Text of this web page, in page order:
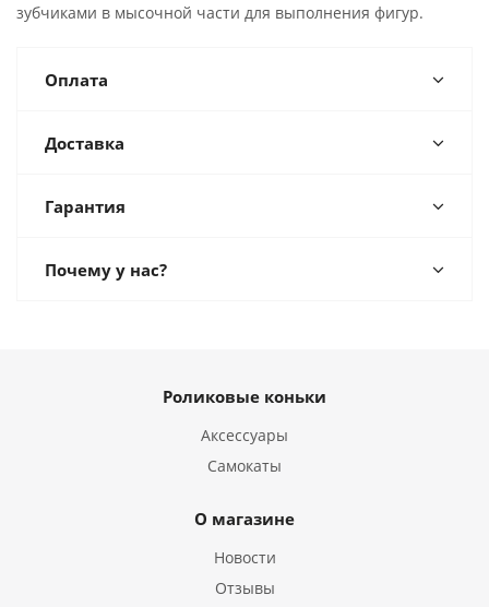
зубчиками в мысочной части для выполнения фигур.
Оплата
Доставка
Гарантия
Почему у нас?
Роликовые коньки
Аксессуары
Самокаты
О магазине
Новости
Отзывы